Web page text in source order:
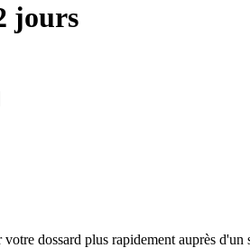
jours
dossard plus rapidement auprès